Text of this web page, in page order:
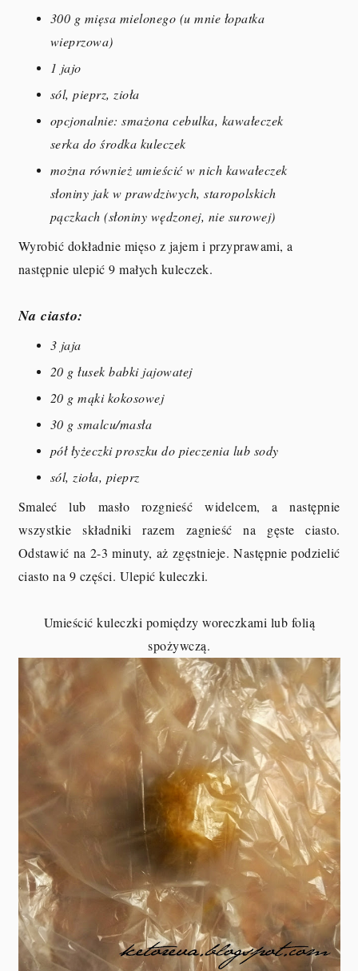
300 g mięsa mielonego (u mnie łopatka
wieprzowa)
1 jajo
sól, pieprz, zioła
opcjonalnie: smażona cebulka, kawałeczek
serka do środka kuleczek
można również umieścić w nich kawałeczek
słoniny jak w prawdziwych, staropolskich
pączkach (słoniny wędzonej, nie surowej)
Wyrobić dokładnie mięso z jajem i przyprawami, a
następnie ulepić 9 małych kuleczek.
Na ciasto:
3 jaja
20 g łusek babki jajowatej
20 g mąki kokosowej
30 g smalcu/masła
pół łyżeczki proszku do pieczenia lub sody
sól, zioła, pieprz
Smaleć lub masło rozgnieść widelcem, a następnie
wszystkie składniki razem zagnieść na gęste ciasto.
Odstawić na 2-3 minuty, aż zgęstnieje. Następnie podzielić
ciasto na 9 części. Ulepić kuleczki.
Umieścić kuleczki pomiędzy woreczkami lub folią
spożywczą.